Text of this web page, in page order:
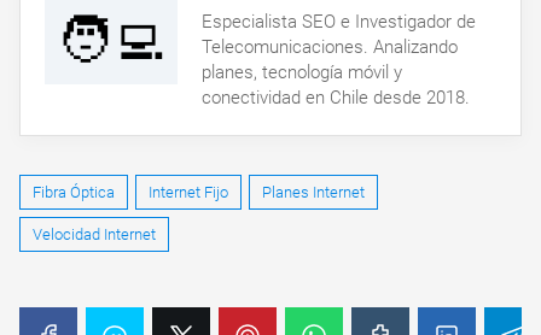
🧑‍💻
Especialista SEO e Investigador de
Telecomunicaciones. Analizando
planes, tecnología móvil y
conectividad en Chile desde 2018.
Fibra Óptica Internet Fijo Planes Internet
Velocidad Internet